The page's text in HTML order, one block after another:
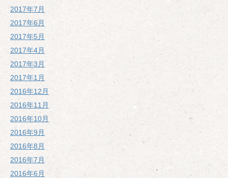
2017年7月
2017年6月
2017年5月
2017年4月
2017年3月
2017年1月
2016年12月
2016年11月
2016年10月
2016年9月
2016年8月
2016年7月
2016年6月